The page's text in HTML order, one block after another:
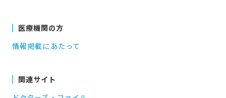
医療機関の方
情報掲載にあたって
関連サイト